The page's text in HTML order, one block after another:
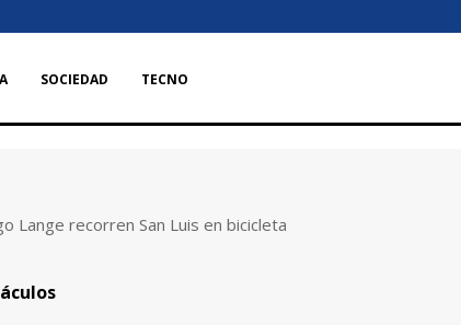
SOCIEDAD TECNO
Lange recorren San Luis en bicicleta